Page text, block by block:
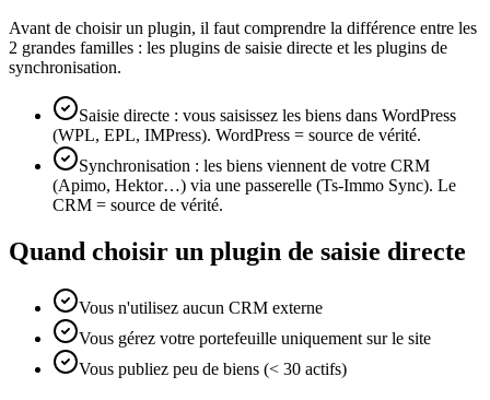
Avant de choisir un plugin, il faut comprendre la différence entre les
2 grandes familles : les plugins de saisie directe et les plugins de
synchronisation.
Saisie directe : vous saisissez les biens dans WordPress
(WPL, EPL, IMPress). WordPress = source de vérité.
Synchronisation : les biens viennent de votre CRM
(Apimo, Hektor…) via une passerelle (Ts-Immo Sync). Le
CRM = source de vérité.
Quand choisir un plugin de saisie directe
Vous n'utilisez aucun CRM externe
Vous gérez votre portefeuille uniquement sur le site
Vous publiez peu de biens (< 30 actifs)